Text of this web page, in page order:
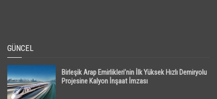
GÜNCEL
Birleşik Arap Emirlikleri’nin İlk Yüksek Hızlı Demiryolu
Projesine Kalyon İnşaat İmzası